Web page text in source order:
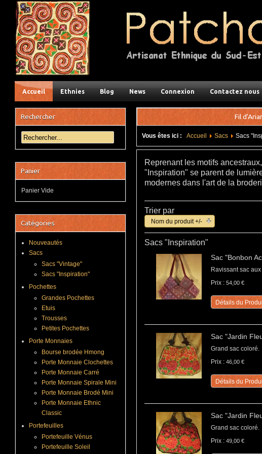
Accueil Ethnies Blog News Connexion Contactez nous
Fil
Vous êtes ici : Accueil Sacs Sacs
Reprenant les motifs
"Inspiration" se parent de
modernes dans l'art de la
Trier par
Nom du produit +/-
Sacs "Inspiration"
Sac "Bonbon
Ravissant sac
Prix : 54,00 €
Détails du
Sac "Jardin
Grand sac coloré.
Prix : 46,00 €
Détails du
Sac "Jardin
Grand sac coloré.
Prix : 49,00 €
Rechercher
Panier
Panier Vide
Catégories
Nouveautés
Sacs
Sacs "Vintage"
Sacs "Inspiration"
Pochettes
Grandes Pochettes
Etuis
Trousses
Petites Pochettes
Porte Monnaies
Bourse brodée Hmong
Porte Monnaie Clochettes
Porte Monnaie Carré
Porte Monnaie Spirale Mini
Porte Monnaie Brodé Mini
Porte Monnaie Ethnic
Classic
Portefeuilles
Portefeuille Vénus
Portefeuille Soleil